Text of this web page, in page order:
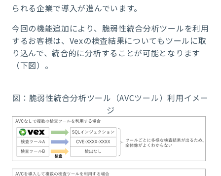
られる企業で導入が進んでいます。
今回の機能追加により、脆弱性統合分析ツールを利用
するお客様は、Vexの検査結果についてもツールに取
り込んで、統合的に分析することが可能となります
（下図）。
図：脆弱性統合分析ツール（AVCツール）利用イメー
ジ